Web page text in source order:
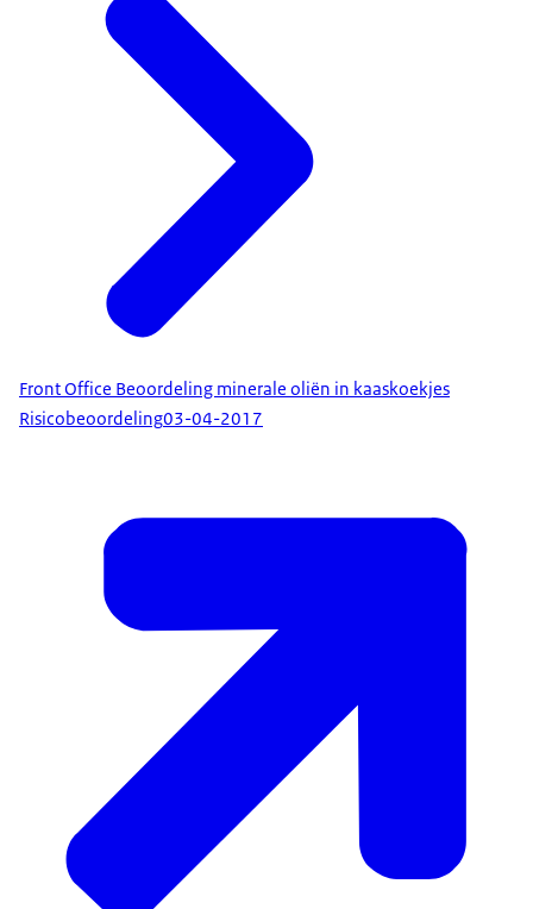
Front Office Beoordeling minerale oliën in kaaskoekjes
Risicobeoordeling03-04-2017